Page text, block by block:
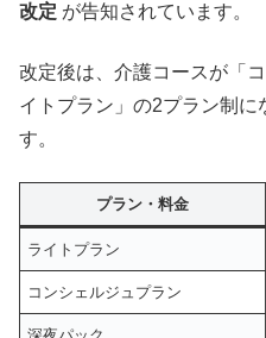
改定 が告知されています。
改定後は、介護コースが「
イトプラン」の2プラン制
す。
プラン・料金
ライトプラン
コンシェルジュプラン